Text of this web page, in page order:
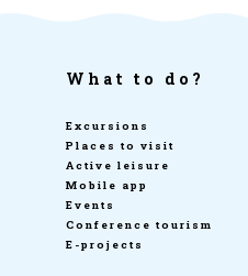
What to do?
Excursions
Places to visit
Active leisure
Mobile app
Events
Conference tourism
E-projects